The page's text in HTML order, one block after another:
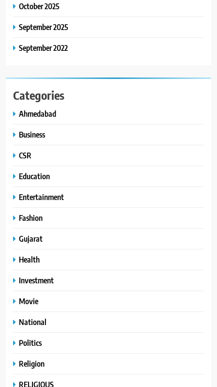
October 2025
September 2025
September 2022
Categories
Ahmedabad
Business
CSR
Education
Entertainment
Fashion
Gujarat
Health
Investment
Movie
National
Politics
Religion
RELIGIOUS